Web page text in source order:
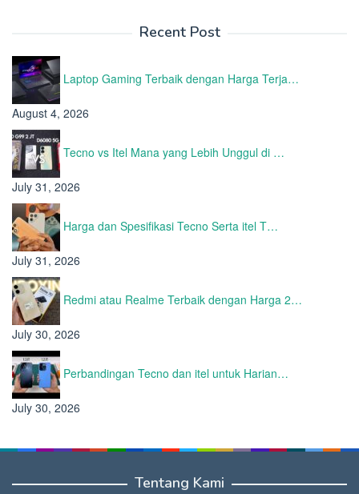
Recent Post
Laptop Gaming Terbaik dengan Harga Terja…
August 4, 2026
Tecno vs Itel Mana yang Lebih Unggul di …
July 31, 2026
Harga dan Spesifikasi Tecno Serta itel T…
July 31, 2026
Redmi atau Realme Terbaik dengan Harga 2…
July 30, 2026
Perbandingan Tecno dan itel untuk Harian…
July 30, 2026
Tentang Kami